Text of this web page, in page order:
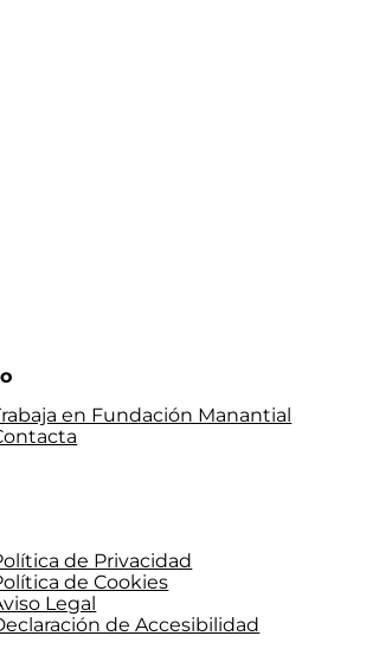
en Fundación Manantial
de Privacidad
de Cookies
Legal
de Accesibilidad